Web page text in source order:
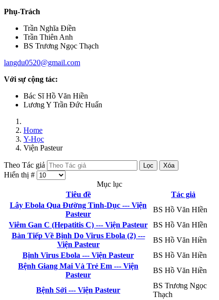
Phụ-Trách
Trần Nghĩa Điền
Trần Thiên Anh
BS Trương Ngọc Thạch
langdu0520@gmail.com
Với sự cộng tác:
Bác Sĩ Hồ Văn Hiền
Lương Y Trần Đức Huấn
Home
Y-Học
Viện Pasteur
Theo Tác giả Lọc Xóa
Hiển thị #
Mục lục
Tiêu đề
Tác giả
Lây Ebola Qua Đường Tình-Dục --- Viện
Pasteur
BS Hồ Văn HIền
Viêm Gan C (Hepatitis C) --- Viện Pasteur
BS Hồ Văn HIền
Bàn Tiếp Về Bịnh Do Virus Ebola (2) ---
Viện Pasteur
BS Hồ Văn Hiền
Bịnh Virus Ebola --- Viện Pasteur
BS Hồ Văn Hiền
Bệnh Giang Mai Và Trẻ Em --- Viện
Pasteur
BS Hồ Văn Hiền
Bệnh Sởi --- Viện Pasteur
BS Trương Ngọc
Thạch